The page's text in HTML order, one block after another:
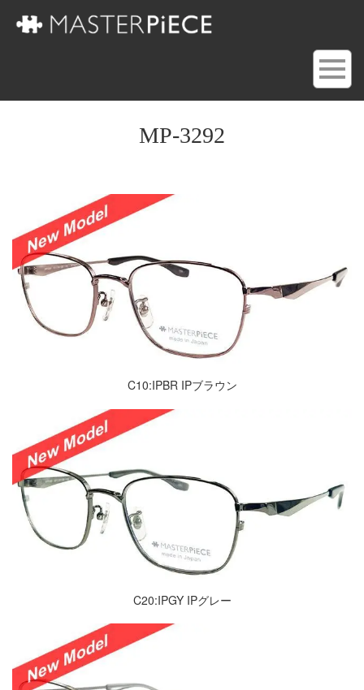
MP-3292
C10:IPBR IPブラウン
C20:IPGY IPグレー